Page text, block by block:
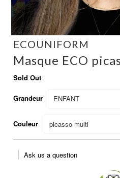
ECOUNIFORM
Masque ECO
Sold Out
Grandeur ENFANT
Couleur picasso multi
Ask us a question